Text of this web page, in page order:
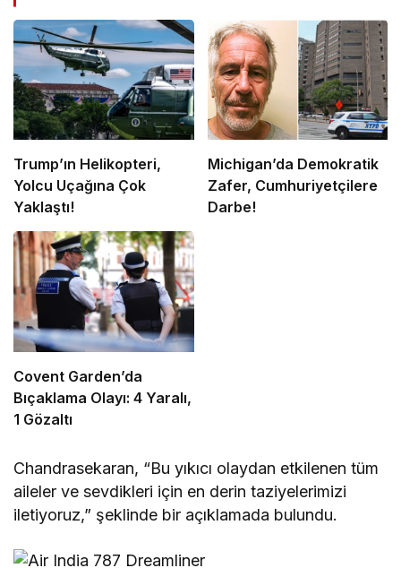
Trump’ın Helikopteri,
Yolcu Uçağına Çok
Yaklaştı!
Michigan’da Demokratik
Zafer, Cumhuriyetçilere
Darbe!
Covent Garden’da
Bıçaklama Olayı: 4 Yaralı,
1 Gözaltı
Chandrasekaran, “Bu yıkıcı olaydan etkilenen tüm
aileler ve sevdikleri için en derin taziyelerimizi
iletiyoruz,” şeklinde bir açıklamada bulundu.